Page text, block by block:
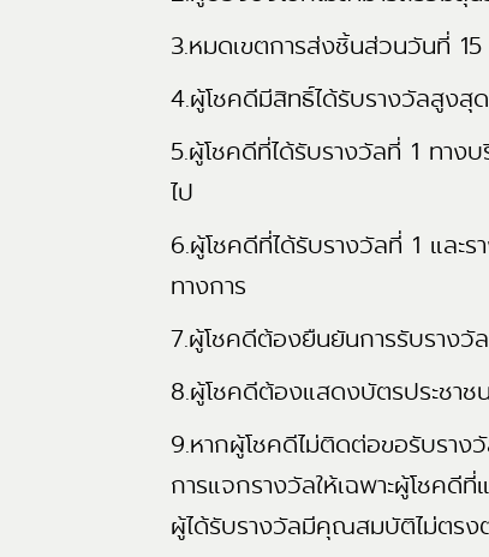
3.หมดเขตการส่งชิ้นส่วนวันที่
4.ผู้โชคดีมีสิทธิ์ได้รับรางวัลสูงสุ
5.ผู้โชคดีที่ได้รับรางวัลที่ 1 ทาง
ไป
6.ผู้โชคดีที่ได้รับรางวัลที่ 1 และ
ทางการ
7.ผู้โชคดีต้องยืนยันการรับรางวั
8.ผู้โชคดีต้องแสดงบัตรประชาช
9.หากผู้โชคดีไม่ติดต่อขอรับราง
การแจกรางวัลให้เฉพาะผู้โชค
ผู้ได้รับรางวัลมีคุณสมบัติไม่ตรง